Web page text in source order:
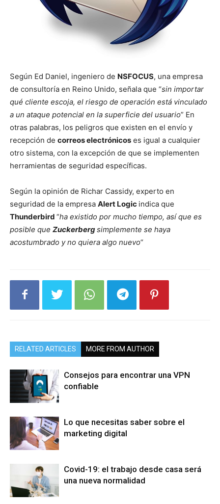
Según Ed Daniel, ingeniero de NSFOCUS, una empresa
de consultoría en Reino Unido, señala que “sin importar
qué cliente escoja, el riesgo de operación está vinculado
a un ataque potencial en la superficie del usuario” En
otras palabras, los peligros que existen en el envío y
recepción de correos electrónicos es igual a cualquier
otro sistema, con la excepción de que se implementen
herramientas de seguridad específicas.
Según la opinión de Richar Cassidy, experto en
seguridad de la empresa Alert Logic indica que
Thunderbird “ha existido por mucho tiempo, así que es
posible que Zuckerbergsimplemente se haya
acostumbrado y no quiera algo nuevo“
RELATED ARTICLES MORE FROM AUTHOR
Consejos para encontrar una VPN
confiable
Lo que necesitas saber sobre el
marketing digital
Covid-19: el trabajo desde casa será
una nueva normalidad